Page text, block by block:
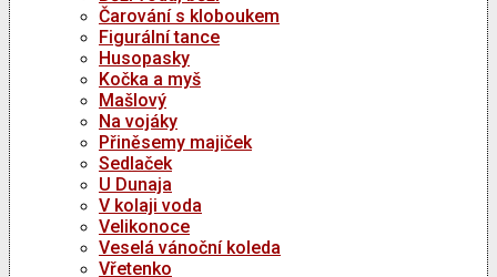
Čarování s kloboukem
Figurální tance
Husopasky
Kočka a myš
Mašlový
Na vojáky
Přiněsemy majiček
Sedlaček
U Dunaja
V kolaji voda
Velikonoce
Veselá vánoční koleda
Vřetenko